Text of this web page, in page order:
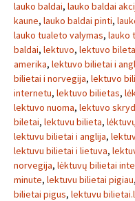
lauko baldai, lauko baldai
kaune, lauko baldai pinti,
lauko tualeto valymas, lauko
baldai, lektuvo, lektuvo
amerika, lektuvo bilietai i
bilietai i norvegija, lektuvo
internetu, lektuvo bilietas,
lektuvo nuoma, lektuvo
biletai, lektuvu bilieta,
lektuvu bilietai i anglija,
lektuvu bilietai i lietuva,
norvegija, lėktuvų bilietai
minute, lektuvu bilietai pigiau,
bilietai pigus, lektuvu